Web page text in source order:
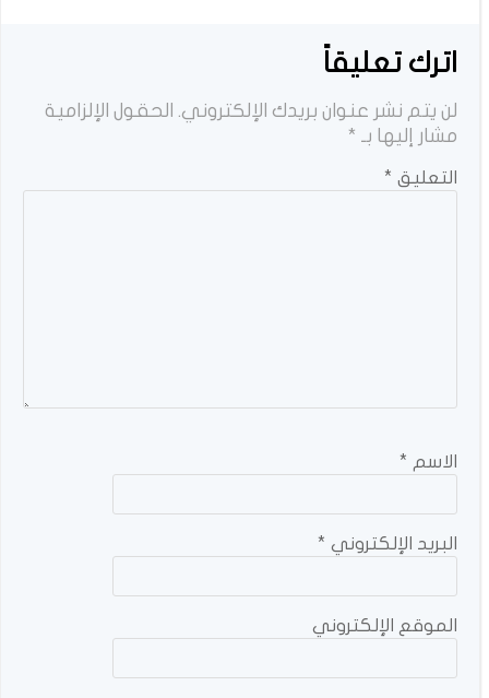
اترك تعليقاً
لن يتم نشر عنوان بريدك الإلكتروني. الحقول الإلزامية
مشار إليها بـ *
التعليق *
الاسم *
البريد الإلكتروني *
الموقع الإلكتروني